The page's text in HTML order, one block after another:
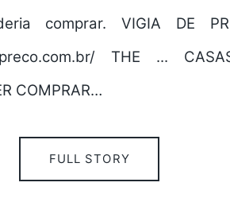
comprar. VIGIA DE
THE ...
COMPRAR…
FULL STORY